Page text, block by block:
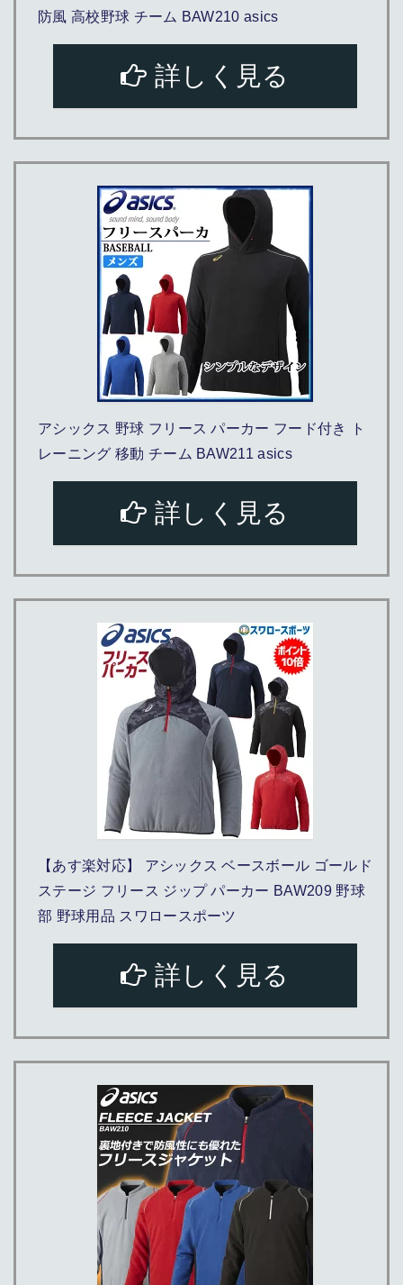
防風 高校野球 チーム BAW210 asics
詳しく見る
アシックス 野球 フリース パーカー フード付き ト
レーニング 移動 チーム BAW211 asics
詳しく見る
【あす楽対応】 アシックス ベースボール ゴールド
ステージ フリース ジップ パーカー BAW209 野球
部 野球用品 スワロースポーツ
詳しく見る